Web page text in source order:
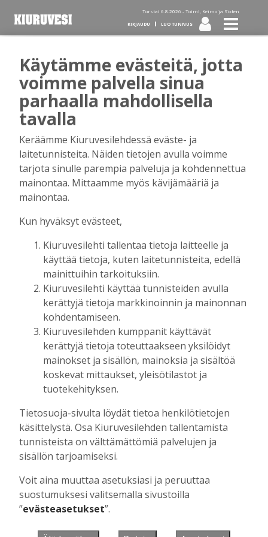
Torstai 6.8.2026 - Toimi, Keimo ja Sixten
KIRJAUDU LUO TUNNUS
Tilaa Kiuruvesi-lehti diginä
tai kotiinkannettuna!
Kirjaudu
Sähköposti
Salasana
Muista minut
Unohtuiko salasana?
se tästä.
Käyntiosoite :
Kiuruvesi Lehti oy
Niemistenkatu 4
Kiuruvesi
Käytämme evästeitä, jotta
voimme palvella sinua
parhaalla mahdollisella
tavalla
Keräämme Kiuruvesilehdessä eväste- ja
laitetunnisteita. Näiden tietojen avulla voimme
tarjota sinulle parempia palveluja ja kohdennettua
mainontaa. Mittaamme myös kävijämääriä ja
mainontaa.
Kun hyväksyt evästeet,
Kiuruvesilehti tallentaa tietoja laitteelle ja
käyttää tietoja, kuten laitetunnisteita, edellä
mainittuihin tarkoituksiin.
Kiuruvesilehti käyttää tunnisteiden avulla
kerättyjä tietoja markkinoinnin ja mainonnan
kohdentamiseen.
Kiuruvesilehden kumppanit käyttävät
kerättyjä tietoja toteuttaakseen yksilöidyt
mainokset ja sisällön, mainoksia ja sisältöä
koskevat mittaukset, yleisötilastot ja
tuotekehityksen.
Tietosuoja-sivulta löydät tietoa henkilötietojen
käsittelystä. Osa Kiuruvesilehden tallentamista
tunnisteista on välttämättömiä palvelujen ja
sisällön tarjoamiseksi.
Voit aina muuttaa asetuksiasi ja peruuttaa
suostumuksesi valitsemalla sivustoilla
”evästeasetukset”.